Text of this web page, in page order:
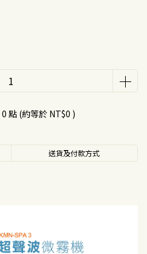
0 點 (約等於 NT$0 )
送貨及付款方式